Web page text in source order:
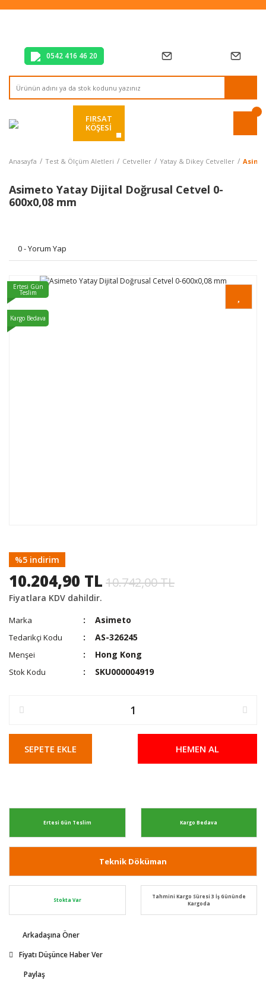
Tüm Alışverişlerde Vade Farksız 2 Taksit!
0542 416 46 20
FIRSAT
KÖŞESİ
Anasayfa Test & Ölçüm Aletleri Cetveller Yatay & Dikey Cetveller
Asimeto Yatay Dijital Doğrusal Cetvel 0-
600x0,08 mm
0 - Yorum Yap
Ertesi Gün
Teslim
Kargo Bedava
%5 indirim
10.204,90 TL 10.742,00 TL
Fiyatlara KDV dahildir.
Marka Asimeto
Tedarikçi Kodu AS-326245
Menşei Hong Kong
Stok Kodu SKU000004919
SEPETE EKLE HEMEN AL
Ertesi Gün Teslim Kargo Bedava
Teknik Döküman
Stokta Var
Tahmini Kargo Süresi 3 İş Gününde
Kargoda
Arkadaşına Öner
Fiyatı Düşünce Haber Ver
Paylaş